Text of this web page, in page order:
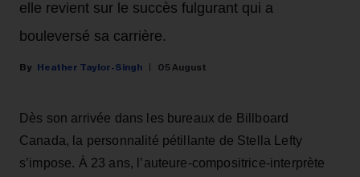
elle revient sur le succès fulgurant qui a
bouleversé sa carrière.
Heather Taylor-Singh 05 August
Dès son arrivée dans les bureaux de Billboard
Canada, la personnalité pétillante de Stella Lefty
s’impose. À 23 ans, l’auteure-compositrice-interprète